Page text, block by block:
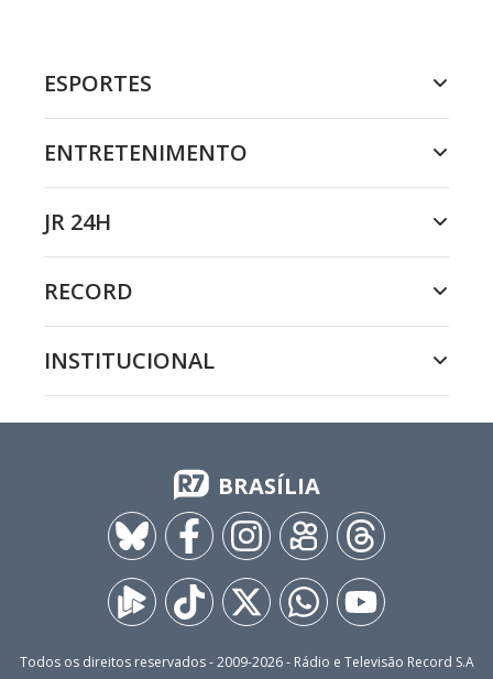
ESPORTES
ENTRETENIMENTO
JR 24H
RECORD
INSTITUCIONAL
BRASÍLIA
Todos os direitos reservados - 2009-2026- Rádio e Televisão Record S.A